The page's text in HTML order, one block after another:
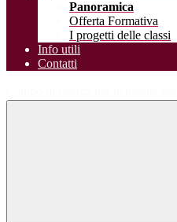
Panoramica
Offerta Formativa
I progetti delle classi
Info utili
Contatti